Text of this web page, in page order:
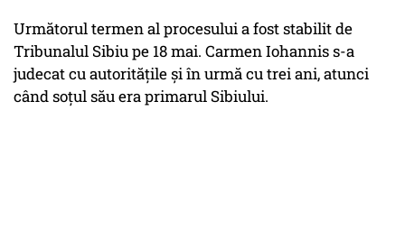
Următorul termen al procesului a fost stabilit de
Tribunalul Sibiu pe 18 mai. Carmen Iohannis s-a
judecat cu autorităţile şi în urmă cu trei ani, atunci
când soţul său era primarul Sibiului.